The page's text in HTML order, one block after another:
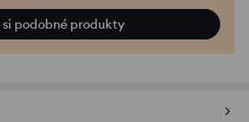
si podobné produkty